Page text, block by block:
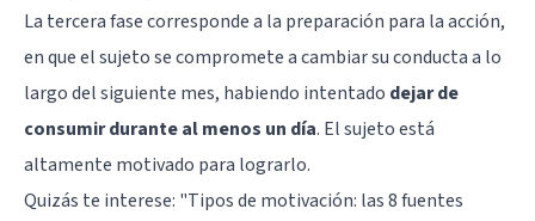
La tercera fase corresponde a la preparación para la acción,
en que el sujeto se compromete a cambiar su conducta a lo
largo del siguiente mes, habiendo intentado dejar de
consumir durante al menos un día. El sujeto está
altamente motivado para lograrlo.
Quizás te interese: "Tipos de motivación: las 8 fuentes